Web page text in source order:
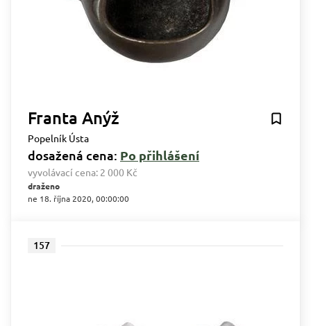
Franta Anýž
Popelník Ústa
dosažená cena: Po přihlášení
vyvolávací cena: 2 000 Kč
draženo
ne 18. října 2020, 00:00:00
157